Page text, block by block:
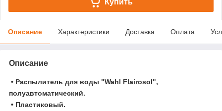
Описание Характеристики Доставка Оплата
Описание
• Распылитель для воды "Wahl Flairosol",
полуавтоматический.
• Пластиковый.